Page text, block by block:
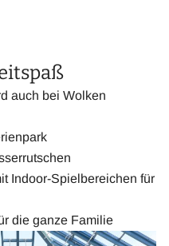
auch bei Wolken
Indoor-Spielbereichen für
die ganze Familie